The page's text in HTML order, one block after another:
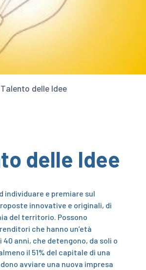
delle Idee
delle Idee
individuare e premiare sul
innovative e originali, di
del territorio. Possono
che hanno un’età
40 anni, che detengono, da soli o
il 51% del capitale di una
avviare una nuova impresa